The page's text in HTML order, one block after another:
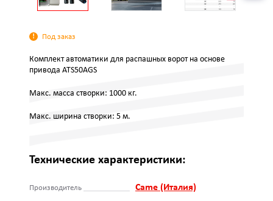
Под заказ
Комплект автоматики для распашных ворот на основе
привода ATS50АGS
Макс. масса створки: 1000 кг.
Макс. ширина створки: 5 м.
Технические характеристики:
Производитель Came (Италия)